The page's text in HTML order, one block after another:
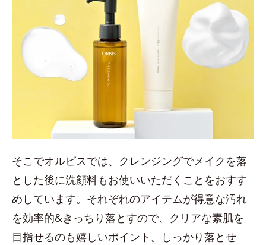
そこでオルビスでは、クレンジングでメイクを落
とした後に洗顔料もお使いいただくことをおすす
めしています。それぞれのアイテムが得意な汚れ
を効率的&きっちり落とすので、クリアな素肌を
目指せるのも嬉しいポイント。しっかり落とせ